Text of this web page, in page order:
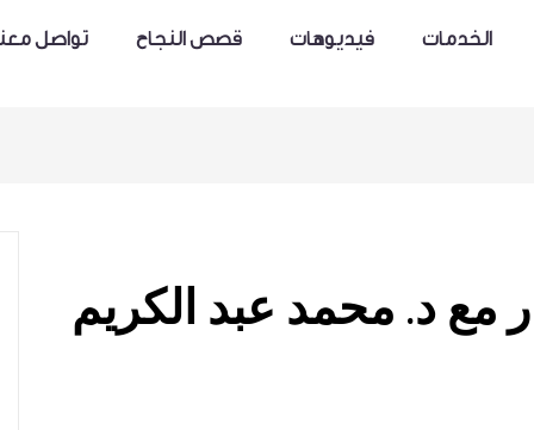
الخدمات فيديوهات قصص النجاح تواصل
مع د. محمد عبد الكريم